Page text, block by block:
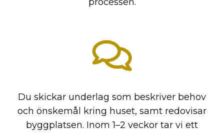
Du skickar underlag som beskriver behov
och önskemål kring huset, samt redovisar
byggplatsen. Inom 1–2 veckor tar vi ett